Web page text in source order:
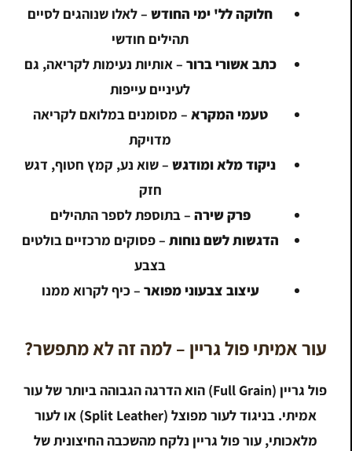
חלוקה לל' ימי החודש– לאלו שנוהגים לסיים
תהילים חודשי
כתב אשורי ברור– אותיות נעימות לקריאה, גם
לעיניים עייפות
טעמי המקרא– מסומנים במלואם לקריאה
מדויקת
ניקוד מלא ומודגש– שוא נע, קמץ חטוף, דגש
חזק
פרק שירה– בתוספת לספר התהילים
הדגשות לשם נוחות– פסוקים מרכזיים בולטים
בצבע
עיצוב צבעוני מפואר– כיף לקרוא ממנו
עור אמיתי פול גריין – למה זה לא מתפשר?
פול גריין (Full Grain) הוא הדרגה הגבוהה ביותר של עור
אמיתי. בניגוד לעור מפוצל (Split Leather) או לעור
מלאכותי, עור פול גריין נלקח מהשכבה החיצונית של